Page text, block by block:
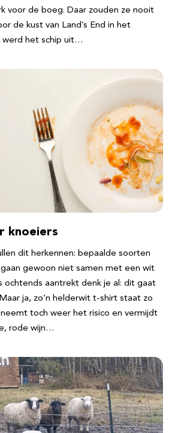
voor de boeg. Daar zouden ze nooit
de kust van Land’s End in het
werd het schip uit…
knoeiers
dit herkennen: bepaalde soorten
gewoon niet samen met een wit
ochtends aantrekt denk je al: dit gaat
ja, zo’n helderwit t-shirt staat zo
neemt toch weer het risico en vermijdt
rode wijn…